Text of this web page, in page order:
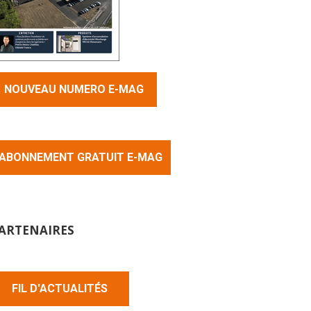
NOUVEAU NUMERO E-MAG
GRATUIT E-MAG
FIL D'ACTUALITÉS